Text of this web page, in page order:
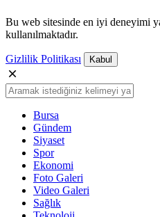
Bu web sitesinde en iyi deneyimi
kullanılmaktadır.
Gizlilik Politikası Kabul
Bursa
Gündem
Siyaset
Spor
Ekonomi
Foto Galeri
Video Galeri
Sağlık